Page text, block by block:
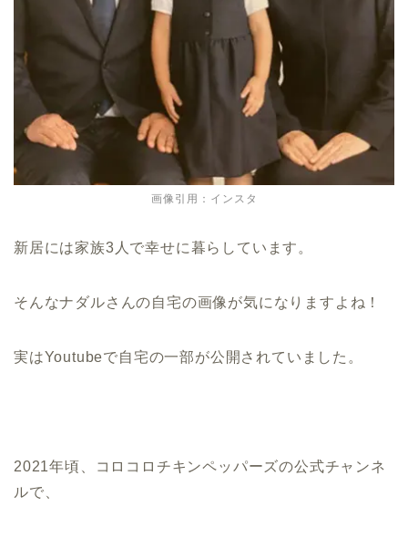
画像引用：インスタ
新居には家族3人で幸せに暮らしています。
そんなナダルさんの自宅の画像が気になりますよね！
実はYoutubeで自宅の一部が公開されていました。
2021年頃、コロコロチキンペッパーズの公式チャンネ
ルで、